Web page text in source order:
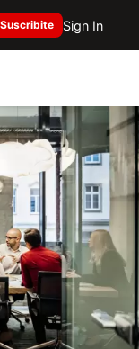
Suscribite Sign In